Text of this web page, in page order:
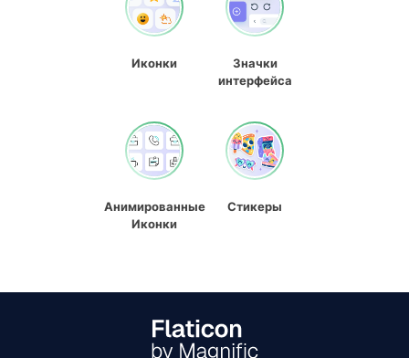
Иконки
Значки
интерфейса
Анимированные
Иконки
Стикеры